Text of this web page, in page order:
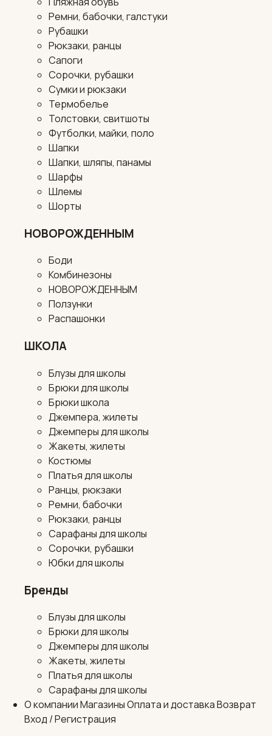
Ремни, бабочки, галстуки
Рубашки
Рюкзаки, ранцы
Сапоги
Сорочки, рубашки
Сумки и рюкзаки
Термобелье
Толстовки, свитшоты
Футболки, майки, поло
Шапки
Шапки, шляпы, панамы
Шарфы
Шлемы
Шорты
НОВОРОЖДЕННЫМ
Боди
Комбинезоны
НОВОРОЖДЕННЫМ
Ползунки
Распашонки
ШКОЛА
Блузы для школы
Брюки для школы
Брюки школа
Джемпера, жилеты
Джемперы для школы
Жакеты, жилеты
Костюмы
Платья для школы
Ранцы, рюкзаки
Ремни, бабочки
Рюкзаки, ранцы
Сарафаны для школы
Сорочки, рубашки
Юбки для школы
Бренды
Блузы для школы
Брюки для школы
Джемперы для школы
Жакеты, жилеты
Платья для школы
Сарафаны для школы
О компанииМагазиныОплата и доставкаВозврат
Вход / Регистрация